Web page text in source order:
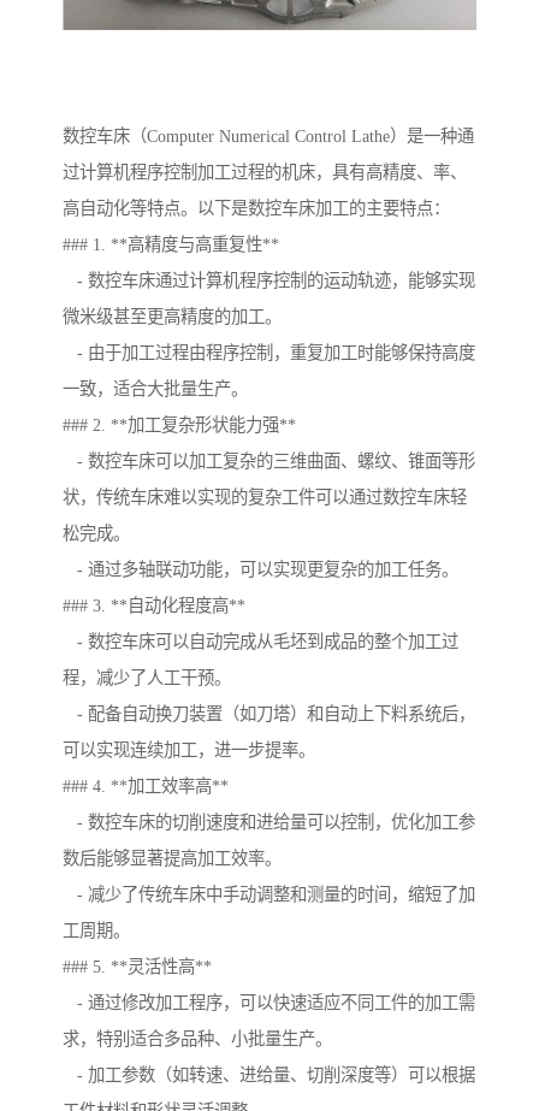
数控车床（Computer Numerical Control Lathe）是一种通
过计算机程序控制加工过程的机床，具有高精度、率、
高自动化等特点。以下是数控车床加工的主要特点：
### 1. **高精度与高重复性**
- 数控车床通过计算机程序控制的运动轨迹，能够实现
微米级甚至更高精度的加工。
- 由于加工过程由程序控制，重复加工时能够保持高度
一致，适合大批量生产。
### 2. **加工复杂形状能力强**
- 数控车床可以加工复杂的三维曲面、螺纹、锥面等形
状，传统车床难以实现的复杂工件可以通过数控车床轻
松完成。
- 通过多轴联动功能，可以实现更复杂的加工任务。
### 3. **自动化程度高**
- 数控车床可以自动完成从毛坯到成品的整个加工过
程，减少了人工干预。
- 配备自动换刀装置（如刀塔）和自动上下料系统后，
可以实现连续加工，进一步提率。
### 4. **加工效率高**
- 数控车床的切削速度和进给量可以控制，优化加工参
数后能够显著提高加工效率。
- 减少了传统车床中手动调整和测量的时间，缩短了加
工周期。
### 5. **灵活性高**
- 通过修改加工程序，可以快速适应不同工件的加工需
求，特别适合多品种、小批量生产。
- 加工参数（如转速、进给量、切削深度等）可以根据